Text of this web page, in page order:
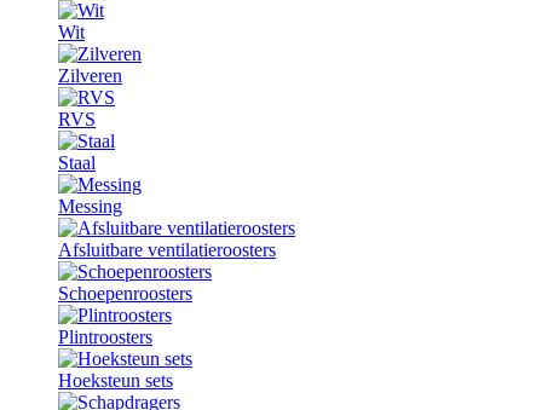
Wit
Zilveren
RVS
Staal
Messing
Afsluitbare ventilatieroosters
Schoepenroosters
Plintroosters
Hoeksteun sets